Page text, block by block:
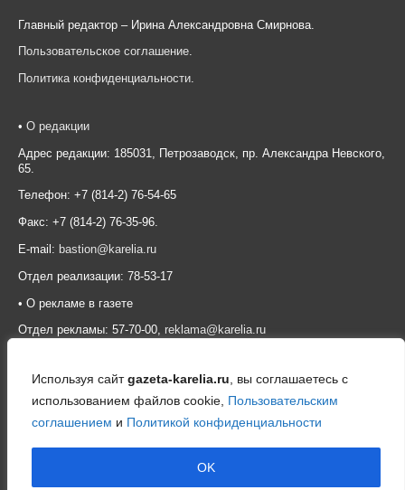
Используя сайтgazeta-karelia.ru , вы соглашаетесь с
использованием файлов cookie, Пользовательским
соглашением и Политикой конфиденциальности
OK
Главный редактор – Ирина Александровна Смирнова.
Пользовательское соглашение.
Политика конфиденциальности.
• О редакции
Адрес редакции: 185031, Петрозаводск, пр. Александра Невского,
65.
Телефон: +7 (814-2) 76-54-65
Факс: +7 (814-2) 76-35-96.
E-mail: bastion@karelia.ru
Отдел реализации: 78-53-17
• О рекламе в газете
Отдел рекламы: 57-70-00, reklama@karelia.ru
© 2026 Общественно-политическая газета «Карелия»